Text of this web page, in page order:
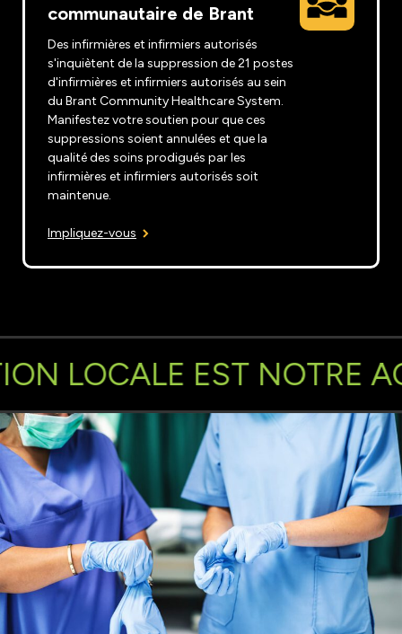
communautaire de Brant
Des infirmières et infirmiers autorisés
s'inquiètent de la suppression de 21 postes
d'infirmières et infirmiers autorisés au sein
du Brant Community Healthcare System.
Manifestez votre soutien pour que ces
suppressions soient annulées et que la
qualité des soins prodigués par les
infirmières et infirmiers autorisés soit
maintenue.
Impliquez-vous
LOCALE EST NOTRE